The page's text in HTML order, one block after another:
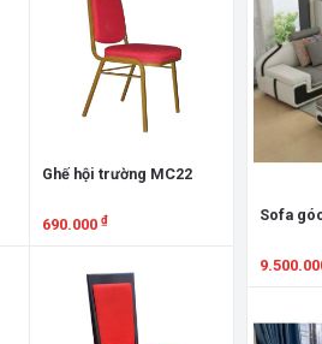
Ghế hội trường MC22
690.000₫ Sofa